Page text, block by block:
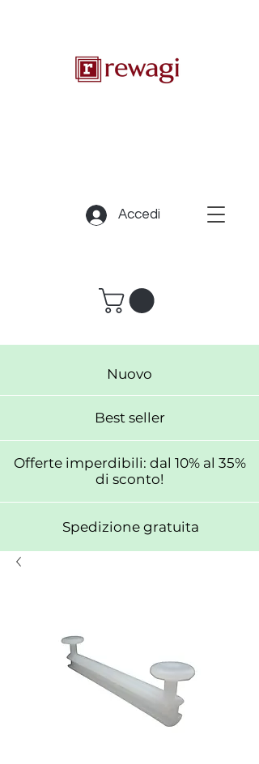
Nuovo
Best seller
Offerte imperdibili: dal 10% al 35%
di sconto!
Spedizione gratuita
Accedi